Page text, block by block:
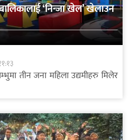
‘निन्जा खेल’ खेलाउन
तीन जना महिला उद्यमीहरु मिलेर